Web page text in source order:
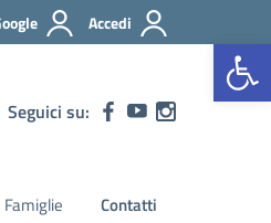
Accedi
Seguici su:
Famiglie Contatti